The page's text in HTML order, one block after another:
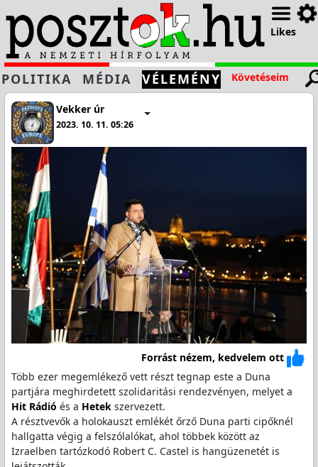
Likes
POLITIKA MÉDIA VÉLEMÉNY Követéseim
Vekker úr
2023. 10. 11. 05:26
Forrást nézem, kedvelem ott
Több ezer megemlékező vett részt tegnap este a Duna
partjára meghirdetett szolidaritási rendezvényen, melyet a
Hit Rádió és a Hetekszervezett.
A résztvevők a holokauszt emlékét őrző Duna parti cipőknél
hallgatta végig a felszólalókat, ahol többek között az
Izraelben tartózkodó Robert C. Castel is hangüzenetét is